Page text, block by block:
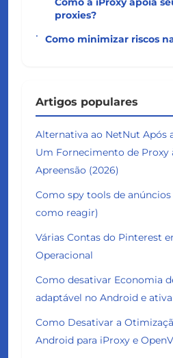
proxies?
Como minimizar riscos
Artigos populares
Alternativa ao NetNut Após
Um Fornecimento de Proxy
Apreensão (2026)
Como spy tools de
como reagir)
Várias Contas do Pinterest
Operacional
Como desativar Economia
adaptável no Android e
Como Desativar a
Android para iProxy e